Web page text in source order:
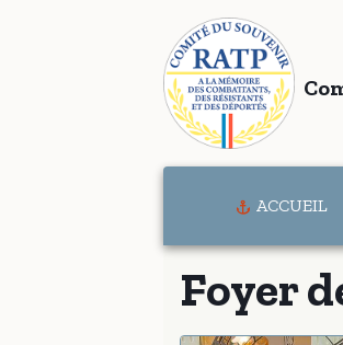
ACCUEIL
Foyer